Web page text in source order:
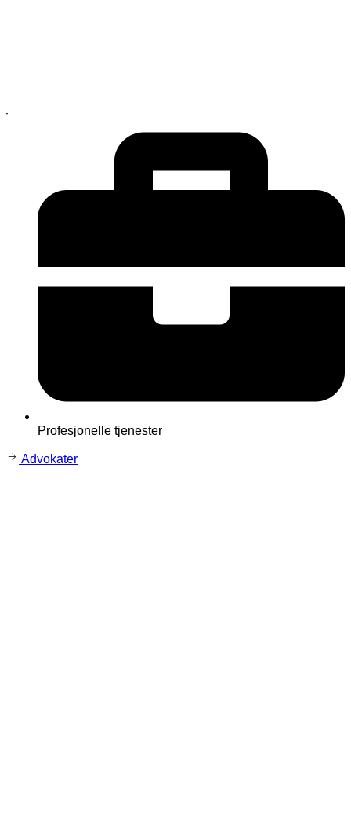
Profesjonelle tjenester
Advokater